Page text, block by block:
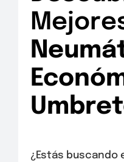
¿Estás buscando